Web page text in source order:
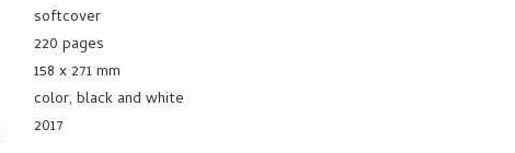
softcover
220 pages
158 x 271 mm
color, black and white
2017